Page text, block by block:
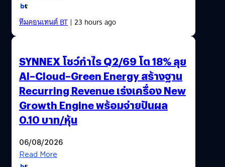
ทีมคอนเทนต์ BT| 23 hours ago
SYNNEX โชว์กำไร Q2/69 โต 18% ลุย
AI–Cloud–Green Energy สร้างฐาน
Recurring Revenue เร่งเครื่อง New
Growth Engine พร้อมจ่ายปันผล
0.10 บาท/หุ้น
06/08/2026
Read More